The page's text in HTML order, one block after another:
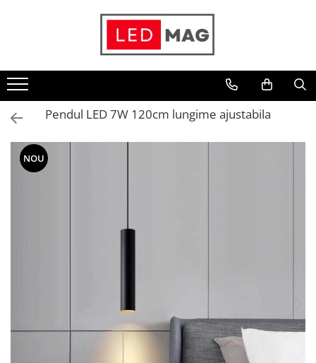
Iluminat interior
Candelabre
Lustre LED
Spoturi Led
Sina Magnetica Slim
Pendul LED 7W 120cm lungime ajustabila
NOU